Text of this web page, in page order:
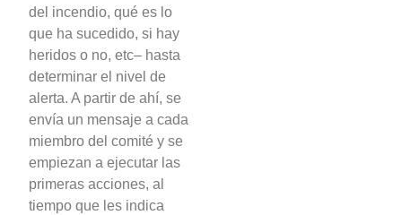
del incendio, qué es lo
que ha sucedido, si hay
heridos o no, etc– hasta
determinar el nivel de
alerta. A partir de ahí, se
envía un mensaje a cada
miembro del comité y se
empiezan a ejecutar las
primeras acciones, al
tiempo que les indica